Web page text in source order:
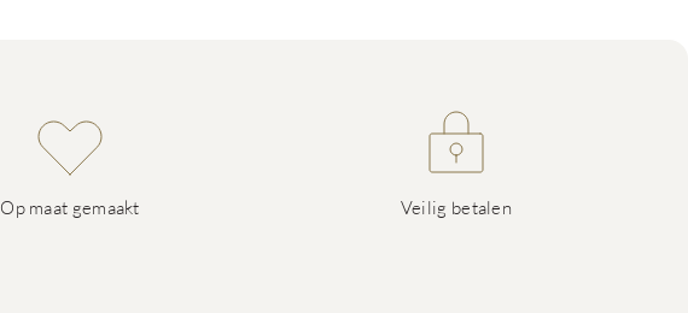
Op maat gemaakt Veilig betalen